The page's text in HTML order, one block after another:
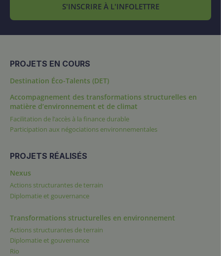
S'INSCRIRE À L'INFOLETTRE
PROJETS EN COURS
Destination Éco-Talents (DET)
Accompagnement des transformations structurelles en
matière d’environnement et de climat
Facilitation de l’accès à la finance durable
Participation aux négociations environnementales
PROJETS RÉALISÉS
Nexus
Actions structurantes de terrain
Diplomatie et gouvernance
Transformations structurelles en environnement
Actions structurantes de terrain
Diplomatie et gouvernance
Rio